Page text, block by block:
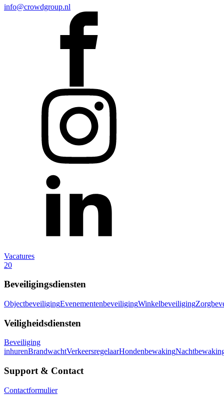
info@crowdgroup.nl
Vacatures
20
Beveiligingsdiensten
ObjectbeveiligingEvenementenbeveiligingWinkelbeveiliging
Veiligheidsdiensten
Beveiliging
inhurenBrandwachtVerkeersregelaarHondenbewaking
Support & Contact
Contactformulier